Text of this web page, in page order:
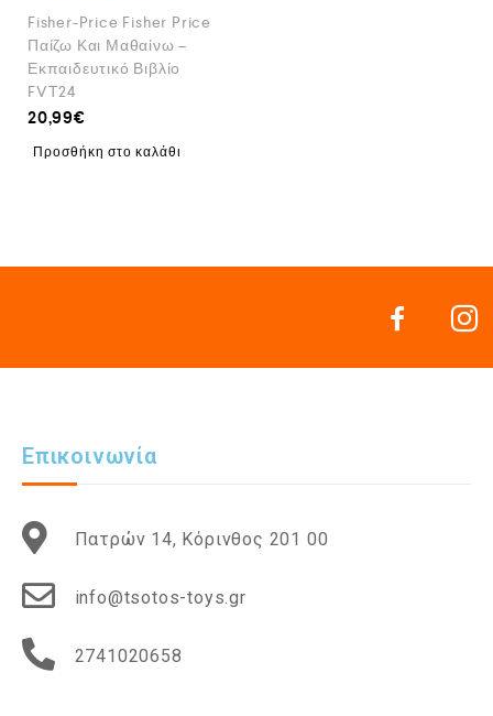
Fisher-Price Fisher Price
Παίζω Και Μαθαίνω –
Εκπαιδευτικό Βιβλίο
FVT24
20,99€
Προσθήκη στο καλάθι
Επικοινωνία
Πατρών 14, Κόρινθος 201 00
info@tsotos-toys.gr
2741020658